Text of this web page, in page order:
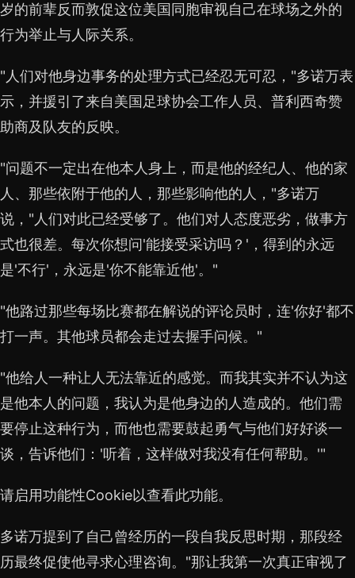
岁的前辈反而敦促这位美国同胞审视自己在球场之外的
行为举止与人际关系。
"人们对他身边事务的处理方式已经忍无可忍，"多诺万表
示，并援引了来自美国足球协会工作人员、普利西奇赞
助商及队友的反映。
"问题不一定出在他本人身上，而是他的经纪人、他的家
人、那些依附于他的人，那些影响他的人，"多诺万
说，"人们对此已经受够了。他们对人态度恶劣，做事方
式也很差。每次你想问'能接受采访吗？'，得到的永远
是'不行'，永远是'你不能靠近他'。"
"他路过那些每场比赛都在解说的评论员时，连'你好'都不
打一声。其他球员都会走过去握手问候。"
"他给人一种让人无法靠近的感觉。而我其实并不认为这
是他本人的问题，我认为是他身边的人造成的。他们需
要停止这种行为，而他也需要鼓起勇气与他们好好谈一
谈，告诉他们：'听着，这样做对我没有任何帮助。'"
请启用功能性Cookie以查看此功能。
多诺万提到了自己曾经历的一段自我反思时期，那段经
历最终促使他寻求心理咨询。"那让我第一次真正审视了